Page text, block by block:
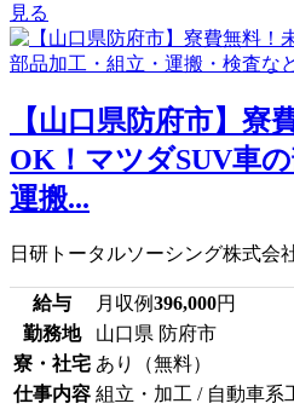
見る
【山口県防府市】寮
OK！マツダSUV車
運搬...
日研トータルソーシング株式会
給与 月収例396,000円
勤務地
山口県 防府市
寮・社宅 あり（無料）
仕事内容 組立・加工 / 自動車系